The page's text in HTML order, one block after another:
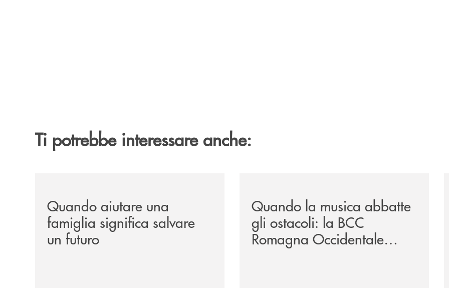
Ti potrebbe interessare anche:
Quando aiutare una
famiglia significa salvare
un futuro
Quando la musica abbatte
gli ostacoli: la BCC
Romagna Occidentale
vicina al progetto N.O.I.